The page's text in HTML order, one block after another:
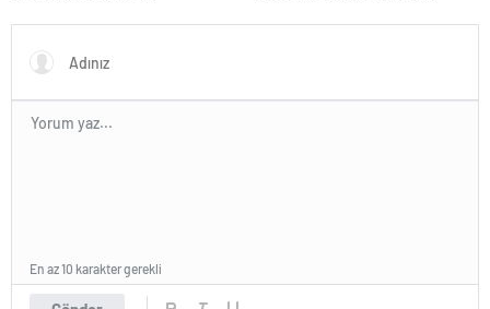
RENKLENİYOR!
Mayıs’ta Kentin Dört Bir
En az 10 karakter gerekli